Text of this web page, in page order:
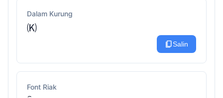
Dalam Kurung
🄚
content_copySalin
Font Riak